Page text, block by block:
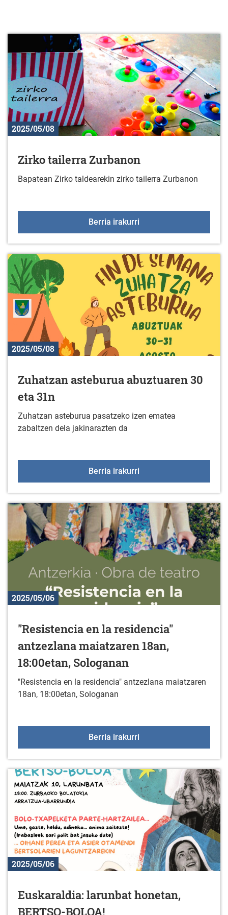
2025/05/08
Zirko tailerra Zurbanon
Bapatean Zirko taldearekin zirko tailerra Zurbanon
Berria irakurri
2025/05/08
Zuhatzan asteburua abuztuaren 30
eta 31n
Zuhatzan asteburua pasatzeko izen ematea
zabaltzen dela jakinarazten da
Berria irakurri
2025/05/06
"Resistencia en la residencia"
antzezlana maiatzaren 18an,
18:00etan, Sologanan
"Resistencia en la residencia" antzezlana maiatzaren
18an, 18:00etan, Sologanan
Berria irakurri
2025/05/06
Euskaraldia: larunbat honetan,
BERTSO-BOLOA!